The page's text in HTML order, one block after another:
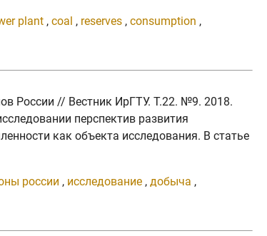
plant , coal , reserves , consumption ,
России // Вестник ИрГТУ. Т.22. №9. 2018.
перспектив развития
как объекта исследования. В статье
россии , исследование , добыча ,